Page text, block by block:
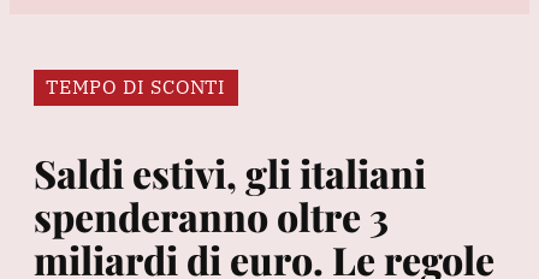
TEMPO DI SCONTI
Saldi estivi, gli italiani
spenderanno oltre 3
miliardi di euro. Le regole